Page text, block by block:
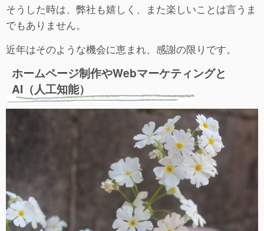
そうした時は、弊社も嬉しく、また楽しいことは言うま
でもありません。
近年はそのような機会に恵まれ、感謝の限りです。
ホームページ制作やWebマーケティングと
AI（人工知能）